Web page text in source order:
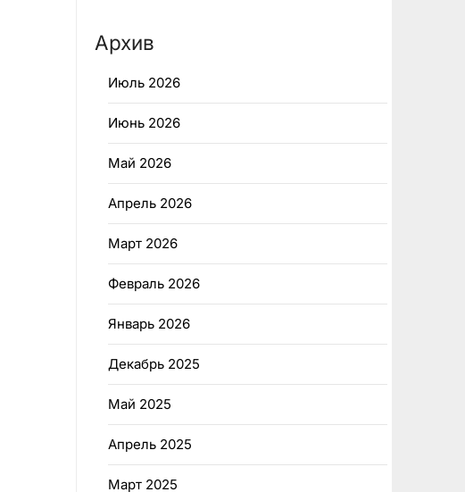
Архив
Июль 2026
Июнь 2026
Май 2026
Апрель 2026
Март 2026
Февраль 2026
Январь 2026
Декабрь 2025
Май 2025
Апрель 2025
Март 2025